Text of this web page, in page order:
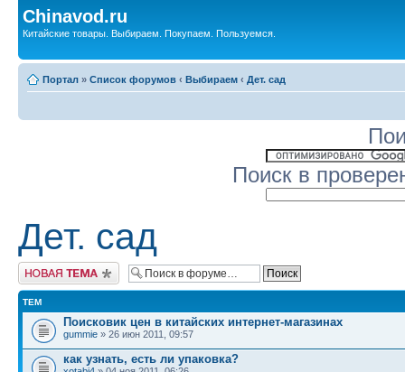
Chinavod.ru
Китайские товары. Выбираем. Покупаем. Пользуемся.
Портал » Список форумов ‹ Выбираем ‹ Дет. сад
Поиск в
Дет. сад
Начать новую тему
ТЕМ
Поисковик цен в китайских интернет-магазинах
gummie » 26 июн 2011, 09:57
как узнать, есть ли упаковка?